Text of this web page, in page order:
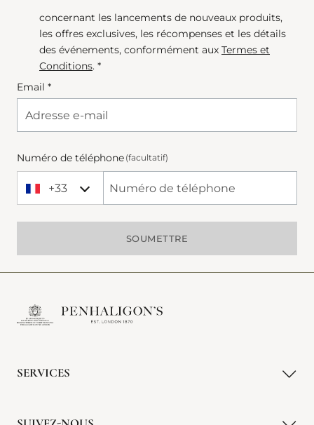
concernant les lancements de nouveaux produits,
les offres exclusives, les récompenses et les détails
des événements, conformément aux Termes et
Conditions. *
Email *
Numéro de téléphone (facultatif)
+33
+33 France
Phone Number
SOUMETTRE
SERVICES